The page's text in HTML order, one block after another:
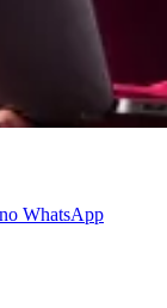
WhatsApp